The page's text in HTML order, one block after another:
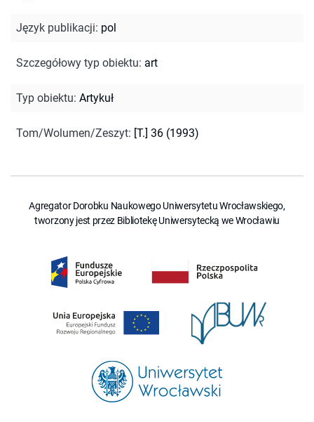
Język publikacji: pol
Szczegółowy typ obiektu: art
Typ obiektu: Artykuł
Tom/Wolumen/Zeszyt: [T.] 36 (1993)
Agregator Dorobku Naukowego Uniwersytetu Wrocławskiego,
tworzony jest przez Bibliotekę Uniwersytecką we Wrocławiu